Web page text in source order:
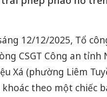
12/12/2025, Tổ
CSGT Công an
Xá (phường Liêm
theo một chiếc